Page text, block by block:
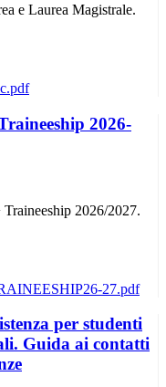
e Laurea Magistrale.
2026-
2026/2027.
per studenti
Guida ai contatti